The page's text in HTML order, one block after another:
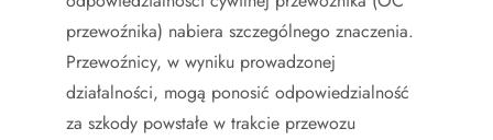
przewoźnika) nabiera szczególnego znaczenia.
Przewoźnicy, w wyniku prowadzonej
działalności, mogą ponosić odpowiedzialność
za szkody powstałe w trakcie przewozu